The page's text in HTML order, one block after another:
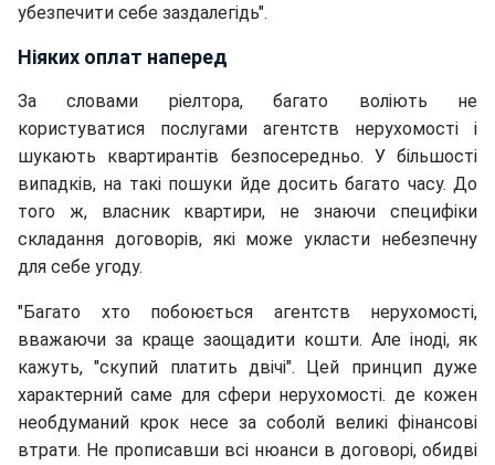
убезпечити себе заздалегідь".
Ніяких оплат наперед
За словами ріелтора, багато воліють не
користуватися послугами агентств нерухомості і
шукають квартирантів безпосередньо. У більшості
випадків, на такі пошуки йде досить багато часу. До
того ж, власник квартири, не знаючи специфіки
складання договорів, які може укласти небезпечну
для себе угоду.
"Багато хто побоюється агентств нерухомості,
вважаючи за краще заощадити кошти. Але іноді, як
кажуть, "скупий платить двічі". Цей принцип дуже
характерний саме для сфери нерухомості. де кожен
необдуманий крок несе за соболй великі фінансові
втрати. Не прописавши всі нюанси в договорі, обидві